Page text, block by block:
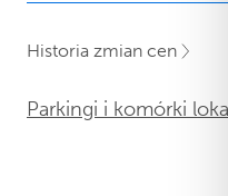
Historia zmian cen
Parkingi i komórki